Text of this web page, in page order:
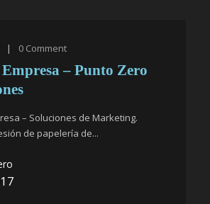
| 0 Comment
– Punto Zero
– Soluciones de Marketing.
de papelería de...